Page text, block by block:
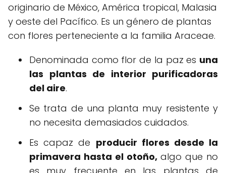
originario de México, América tropical, Malasia
y oeste del Pacífico. Es un género de plantas
con flores perteneciente a la familia Araceae.
Denominada como flor de la paz es una
las plantas de interior purificadoras
del aire.
Se trata de una planta muy resistente y
no necesita demasiados cuidados.
Es capaz de producir flores desde la
primavera hasta el otoño,algo que no